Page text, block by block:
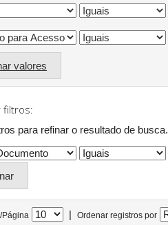
valores
filtros:
para refinar o resultado de busca.
Página | Ordenar registros por